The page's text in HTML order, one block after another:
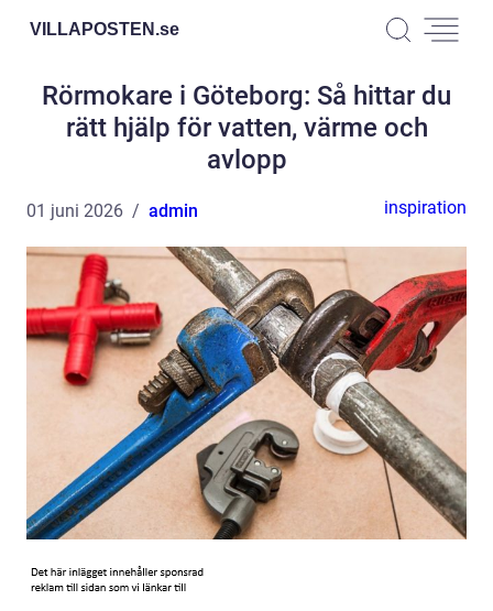
VILLAPOSTEN.se
Rörmokare i Göteborg: Så hittar du
rätt hjälp för vatten, värme och
avlopp
01 juni 2026 admin inspiration